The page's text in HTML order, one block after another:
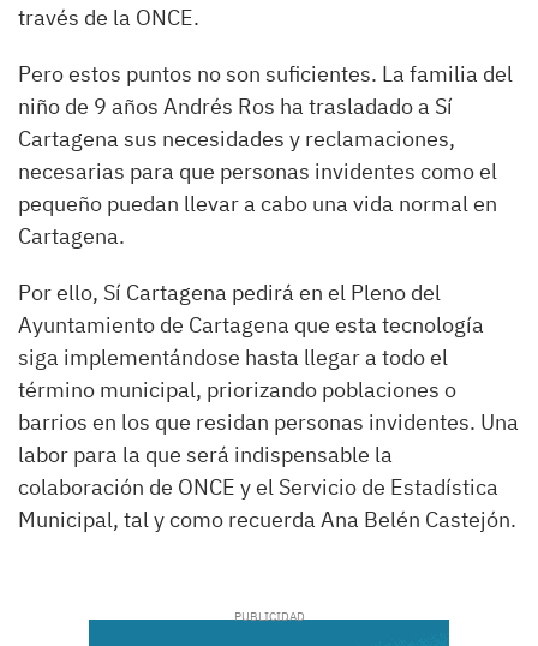
través de la ONCE.
Pero estos puntos no son suficientes. La familia del
niño de 9 años Andrés Ros ha trasladado a Sí
Cartagena sus necesidades y reclamaciones,
necesarias para que personas invidentes como el
pequeño puedan llevar a cabo una vida normal en
Cartagena.
Por ello, Sí Cartagena pedirá en el Pleno del
Ayuntamiento de Cartagena que esta tecnología
siga implementándose hasta llegar a todo el
término municipal, priorizando poblaciones o
barrios en los que residan personas invidentes. Una
labor para la que será indispensable la
colaboración de ONCE y el Servicio de Estadística
Municipal, tal y como recuerda Ana Belén Castejón.